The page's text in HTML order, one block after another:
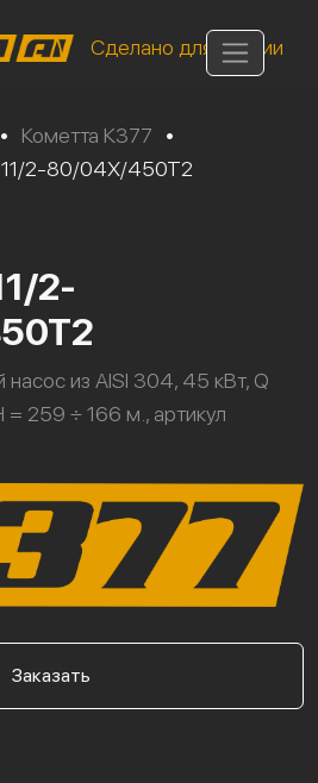
Сделано для России
• Кометта К377
•
2-80/04Х/450Т2
2-
насос из AISI 304, 45 кВт, Q
= 259 ÷ 166 м., артикул
Заказать